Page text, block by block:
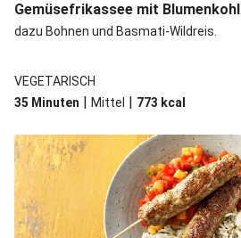
Gemüsefrikassee mit Blumenkohl
dazu Bohnen und Basmati-Wildreis.
VEGETARISCH
35 Minuten | Mittel | 773 kcal